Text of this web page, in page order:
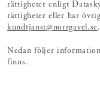
rättigheter enligt
rättigheter eller har
kundtjanst@norrgavel.se.
Nedan följer
finns.